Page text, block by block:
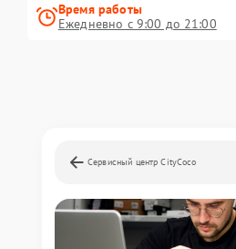
Время работы
Ежедневно с 9:00 до 21:00
Сервисный центр CityCoco